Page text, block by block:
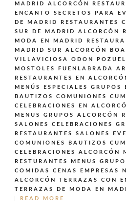
MADRID ALCORCÓN
ENCANTO SECRETOS PARA
DE MADRID
RESTAURANTES
SUR DE MADRID ALCORCÓN
MODA EN MADRID
MADRID SUR ALCORCÓN
VILLAVICIOSA ODON
MOSTOLES FUENLABRADA
RESTAURANTES EN
MENÚS ESPECIALES GRUPOS
BAUTIZOS COMUNIONES
CELEBRACIONES EN
MENUS GRUPOS ALCORCÓN
SALONES CELEBRACIONES
RESTAURANTES SALONES
COMUNIONES BAUTIZOS
CELEBRACIONES ALCORCÓN
RESTURANTES MENUS
COMIDAS CENAS EMPRESAS
ALCORCÓN
TERRAZAS CON
TERRAZAS DE MODA EN
READ MORE